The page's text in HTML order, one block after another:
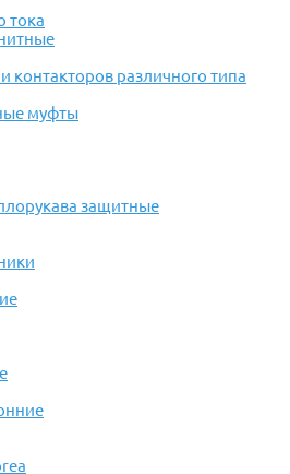
тока
контакторов различного типа
муфты
защитные